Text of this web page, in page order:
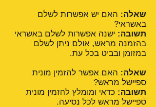
שאלה: האם יש אפשרות לשלם
באשראי?
תשובה: ישנה אפשרות לשלם באשראי
בהזמנה מראש, אולם ניתן לשלם
במזומן ובביט בכל עת.
שאלה: האם אפשר להזמין מונית
ספיישל מראש?
תשובה: כדאי ומומלץ להזמין מונית
ספיישל מראש לכל נסיעה.